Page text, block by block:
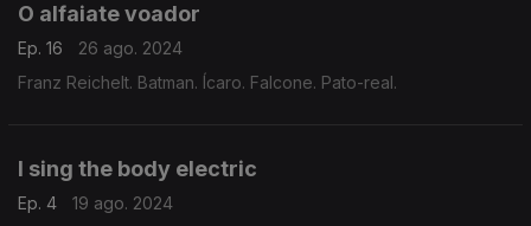
O alfaiate voador
Ep. 16
26 ago. 2024
Franz Reichelt. Batman. Ícaro. Falcone. Pato-real.
I sing the body electric
Ep. 4
19 ago. 2024